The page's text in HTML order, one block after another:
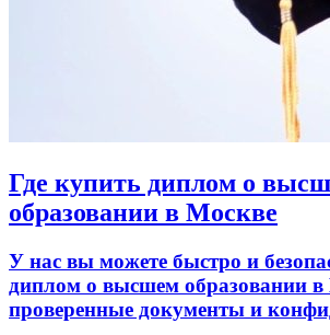
Где купить диплом о
образовании в Москве
У нас вы можете быстро и
диплом о высшем образовании
проверенные документы и